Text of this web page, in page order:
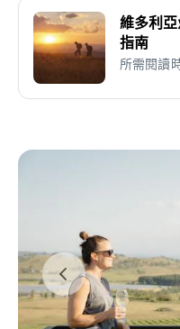
維多利
指南
所需閱讀